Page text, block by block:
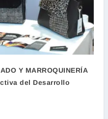
Y MARROQUINERÍA
del Desarrollo